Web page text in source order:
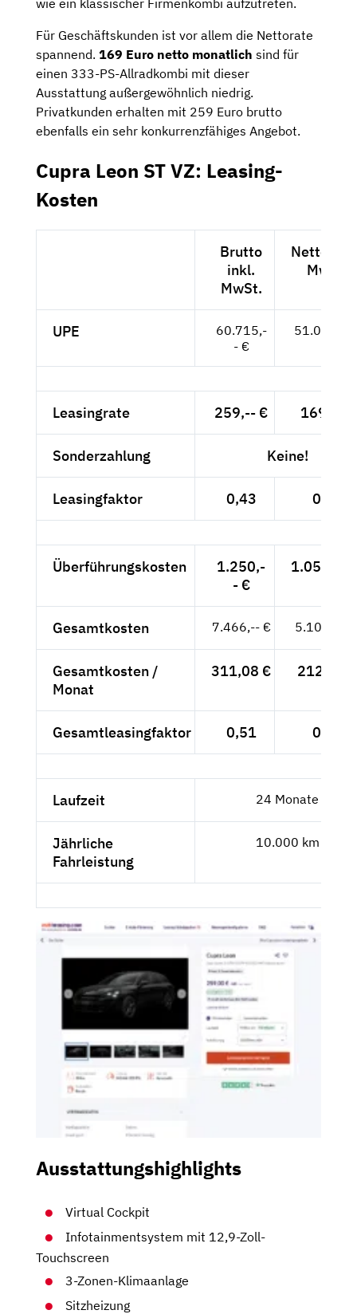
wie ein klassischer Firmenkombi aufzutreten.
Für Geschäftskunden ist vor allem die Nettorate
spannend. 169 Euro netto monatlich sind für
einen 333-PS-Allradkombi mit dieser
Ausstattung außergewöhnlich niedrig.
Privatkunden erhalten mit 259 Euro brutto
ebenfalls ein sehr konkurrenzfähiges Angebot.
Cupra Leon ST VZ: Leasing-
Kosten
Brutto
inkl.
MwSt.
Netto
MwSt.
UPE
60.715,-
- €
51.021,--
Leasingrate 259,-- € 169,-- €
Sonderzahlung Keine!
Leasingfaktor 0,43 0,33
Überführungskosten
1.250,-
- €
1.050,42
Gesamtkosten 7.466,-- € 5.106,42
Gesamtkosten /
Monat
311,08 € 212,77 €
Gesamtleasingfaktor 0,51 0,42
Laufzeit 24 Monate
Jährliche
Fahrleistung
10.000 km
Ausstattungshighlights
Virtual Cockpit
Infotainmentsystem mit 12,9-Zoll-
Touchscreen
3-Zonen-Klimaanlage
Sitzheizung